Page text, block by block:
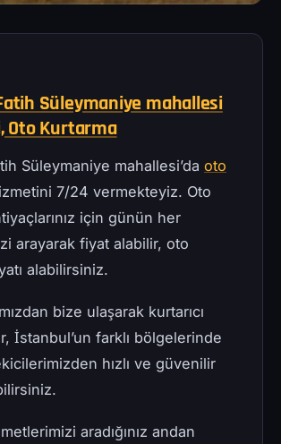
Süleymaniye mahallesi
Oto Kurtarma
Süleymaniye mahallesi’da oto
7/24 vermekteyiz. Oto
için günün her
arayarak fiyat alabilir, oto
alabilirsiniz.
bize ulaşarak kurtarıcı
İstanbul’un farklı bölgelerinde
hızlı ve güvenilir
aradığınız andan